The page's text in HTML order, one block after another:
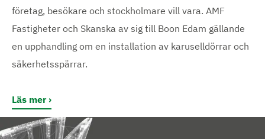
företag, besökare och stockholmare vill vara. AMF
Fastigheter och Skanska av sig till Boon Edam gällande
en upphandling om en installation av karuselldörrar och
säkerhetsspärrar.
Läs mer